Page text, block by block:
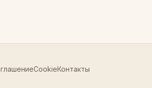
CookieКонтакты